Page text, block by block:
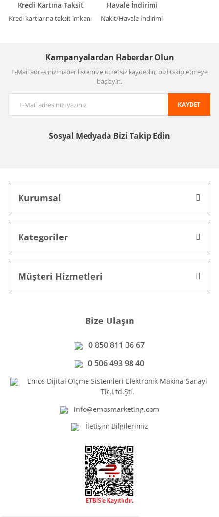
Kredi Kartına Taksit
Kredi kartlarına taksit imkanı
Havale İndirimi
Nakit/Havale İndirimi
Kampanyalardan Haberdar Olun
E-Mail adresinizi haber listemize ücretsiz kaydedin, bizi takip etmeye
başlayın.
KAYDET
Sosyal Medyada Bizi Takip Edin
Kurumsal
Kategoriler
Müşteri Hizmetleri
Bize Ulaşın
0 850 811 36 67
0 506 493 98 40
Emos Dijital Ölçme Sistemleri Elektronik Makina Sanayi
Tic.Ltd.Şti.
info@emosmarketing.com
İletişim Bilgilerimiz